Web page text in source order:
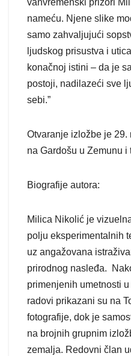
vanvremenski prizori
nameću. Njene slike
samo zahvaljujući
ljudskog prisustva i
konačnoj istini – da je
postoji, nadilazeći sve
sebi.”
Otvaranje izložbe je
na Gardošu u Zemunu
Biografije autora:
Milica Nikolić je
polju eksperimentalnih
uz angažovana
prirodnog nasleđa.
primenjenih umetnosti
radovi prikazani su na
fotografije, dok je
na brojnih grupnim
zemalja. Redovni član